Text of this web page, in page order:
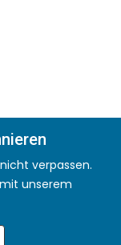
verpassen.
unserem